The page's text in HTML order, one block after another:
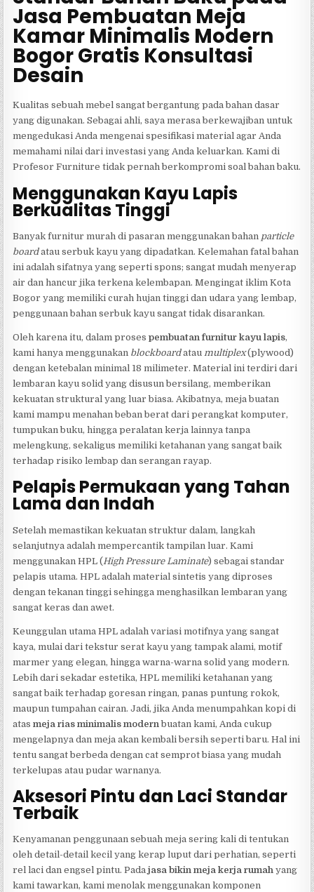
Jasa Pembuatan Meja
Kamar Minimalis Modern
Bogor Gratis Konsultasi
Desain
Kualitas sebuah mebel sangat bergantung pada bahan dasar
yang digunakan. Sebagai ahli, saya merasa berkewajiban untuk
mengedukasi Anda mengenai spesifikasi material agar Anda
memahami nilai dari investasi yang Anda keluarkan. Kami di
Profesor Furniture tidak pernah berkompromi soal bahan baku.
Menggunakan Kayu Lapis
Berkualitas Tinggi
Banyak furnitur murah di pasaran menggunakan bahan particle
boardatau serbuk kayu yang dipadatkan. Kelemahan fatal bahan
ini adalah sifatnya yang seperti spons; sangat mudah menyerap
air dan hancur jika terkena kelembapan. Mengingat iklim Kota
Bogor yang memiliki curah hujan tinggi dan udara yang lembap,
penggunaan bahan serbuk kayu sangat tidak disarankan.
Oleh karena itu, dalam prosespembuatan furnitur kayu lapis,
kami hanya menggunakan blockboardatau multiplex(plywood)
dengan ketebalan minimal 18 milimeter. Material ini terdiri dari
lembaran kayu solid yang disusun bersilang, memberikan
kekuatan struktural yang luar biasa. Akibatnya, meja buatan
kami mampu menahan beban berat dari perangkat komputer,
tumpukan buku, hingga peralatan kerja lainnya tanpa
melengkung, sekaligus memiliki ketahanan yang sangat baik
terhadap risiko lembap dan serangan rayap.
Pelapis Permukaan yang Tahan
Lama dan Indah
Setelah memastikan kekuatan struktur dalam, langkah
selanjutnya adalah mempercantik tampilan luar. Kami
menggunakan HPL (High Pressure Laminate) sebagai standar
pelapis utama. HPL adalah material sintetis yang diproses
dengan tekanan tinggi sehingga menghasilkan lembaran yang
sangat keras dan awet.
Keunggulan utama HPL adalah variasi motifnya yang sangat
kaya, mulai dari tekstur serat kayu yang tampak alami, motif
marmer yang elegan, hingga warna-warna solid yang modern.
Lebih dari sekadar estetika, HPL memiliki ketahanan yang
sangat baik terhadap goresan ringan, panas puntung rokok,
maupun tumpahan cairan. Jadi, jika Anda menumpahkan kopi di
atasmeja rias minimalis modern buatan kami, Anda cukup
mengelapnya dan meja akan kembali bersih seperti baru. Hal ini
tentu sangat berbeda dengan cat semprot biasa yang mudah
terkelupas atau pudar warnanya.
Aksesori Pintu dan Laci Standar
Terbaik
Kenyamanan penggunaan sebuah meja sering kali di tentukan
oleh detail-detail kecil yang kerap luput dari perhatian, seperti
rel laci dan engsel pintu. Padajasa bikin meja kerja rumah yang
kami tawarkan, kami menolak menggunakan komponen